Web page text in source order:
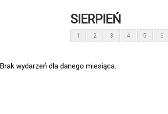
SIERPIEŃ
1 2 3 4 5 6
Brak wydarzeń dla danego miesiąca.